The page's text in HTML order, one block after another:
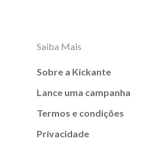
Saiba Mais
Sobre a Kickante
Lance uma campanha
Termos e condições
Privacidade